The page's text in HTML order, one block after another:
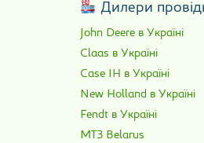
Дилери
John Deere в Україні
Claas в Україні
Case IH в Україні
New Holland в Україні
Fendt в Україні
МТЗ Belarus